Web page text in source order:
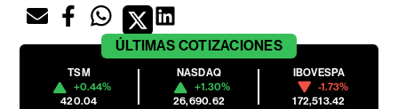
ÚLTIMAS COTIZACIONES
TSM
+0.44%
420.04
NASDAQ
+1.30%
26,690.62
IBOVESPA
-1.73%
172,513.42